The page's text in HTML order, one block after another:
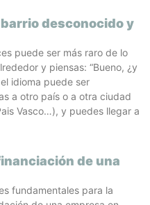
desconocido y
puede ser más raro de lo
y piensas: “Bueno, ¿y
idioma puede ser
a otro país o a otra ciudad
Vasco…), y puedes llegar a
de una
fundamentales para la